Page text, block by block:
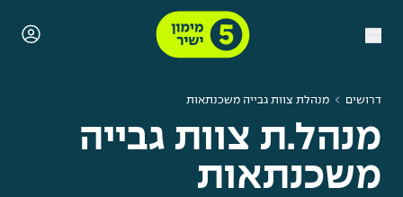
דרושים מנהלת צוות גבייה משכנתאות
מנהל.ת צוות גבייה
משכנתאות